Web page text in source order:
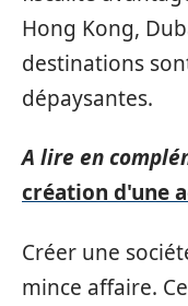
Hong Kong,
destinations
dépaysantes.
A lire en
création d'une
Créer une
mince affaire.